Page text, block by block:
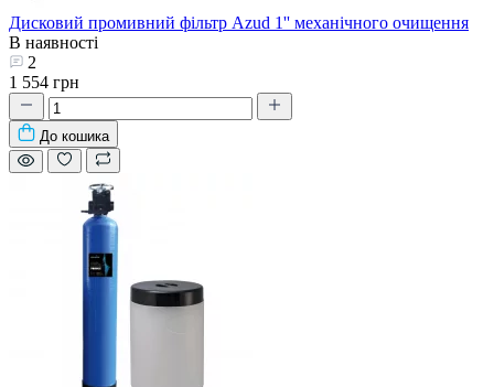
Дисковий промивний фільтр Azud 1'' механічного очищення
В наявності
2
1 554 грн
До кошика